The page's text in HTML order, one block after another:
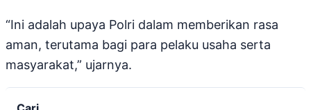
“Ini adalah upaya Polri dalam memberikan rasa
aman, terutama bagi para pelaku usaha serta
masyarakat,” ujarnya.